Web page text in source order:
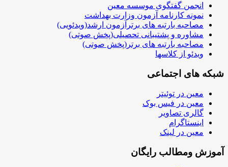
انجمن گفتگوی موسسه معین
نمونه کارنامه آزمون وزارت بهداشت
مصاحبه بارتبه های برترآزمون ارشد(ویدئویی)
مشاوره و پشتیبانی تحصیلی(پخش صوتی)
مصاحبه بارتبه های برتر(پخش صوتی)
ویدئو از کلاسها
شبکه های اجتماعی
معین در توئیتر
معین در فیس بوک
گالری تصاویر
اینستاگرام
معین در لینک
آموزش ومطالب رایگان